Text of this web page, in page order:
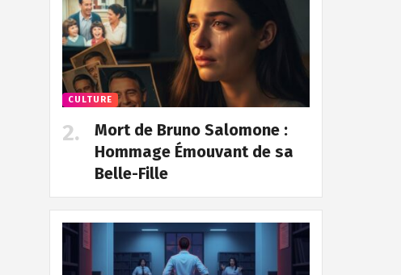
CULTURE
Mort de Bruno Salomone :
Hommage Émouvant de sa
Belle-Fille